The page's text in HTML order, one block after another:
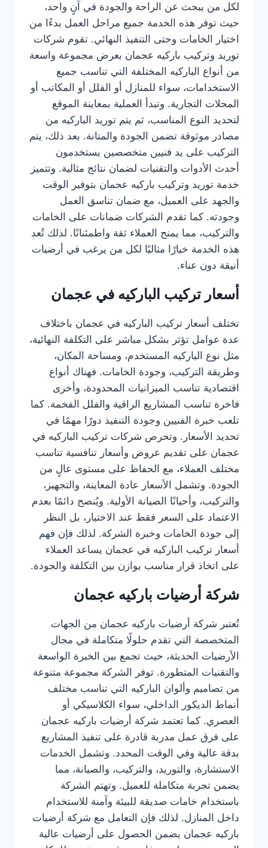
لكل من يبحث عن الراحة والجودة في آنٍ واحد،
حيث توفر هذه الخدمة جميع مراحل العمل بدءًا من
اختيار الخامات وحتى التنفيذ النهائي. تقوم شركات
توريد وتركيب باركيه عجمان بعرض مجموعة واسعة
من أنواع الباركيه المختلفة التي تناسب جميع
الاستخدامات، سواء للمنازل أو الفلل أو المكاتب أو
المحلات التجارية. وتبدأ العملية بمعاينة الموقع
لتحديد النوع المناسب، ثم يتم توريد الباركيه من
مصادر موثوقة تضمن الجودة والمتانة. بعد ذلك، يتم
التركيب على يد فنيين متخصصين يستخدمون
أحدث الأدوات والتقنيات لضمان نتائج مثالية. وتتميز
خدمة توريد وتركيب باركيه عجمان بتوفير الوقت
والجهد على العميل، مع ضمان تناسق العمل
وجودته. كما تقدم الشركات ضمانات على الخامات
والتركيب، مما يمنح العملاء ثقة واطمئنانًا. لذلك تُعد
هذه الخدمة خيارًا مثاليًا لكل من يرغب في أرضيات
أنيقة دون عناء.
أسعار تركيب الباركيه في عجمان
تختلف أسعار تركيب الباركيه في عجمان باختلاف
عدة عوامل تؤثر بشكل مباشر على التكلفة النهائية،
مثل نوع الباركيه المستخدم، ومساحة المكان،
وطريقة التركيب، وجودة الخامات. فهناك أنواع
اقتصادية تناسب الميزانيات المحدودة، وأخرى
فاخرة تناسب المشاريع الراقية والفلل الفخمة. كما
تلعب خبرة الفنيين وجودة التنفيذ دورًا مهمًا في
تحديد الأسعار. وتحرص شركات تركيب الباركيه في
عجمان على تقديم عروض وأسعار تنافسية تناسب
مختلف العملاء، مع الحفاظ على مستوى عالٍ من
الجودة. وتشمل الأسعار عادة المعاينة، والتجهيز،
والتركيب، وأحيانًا الصيانة الأولية. ويُنصح دائمًا بعدم
الاعتماد على السعر فقط عند الاختيار، بل النظر
إلى جودة الخامات وخبرة الشركة. لذلك فإن فهم
أسعار تركيب الباركيه في عجمان يساعد العملاء
على اتخاذ قرار مناسب يوازن بين التكلفة والجودة.
شركة أرضيات باركيه عجمان
تُعتبر شركة أرضيات باركيه عجمان من الجهات
المتخصصة التي تقدم حلولًا متكاملة في مجال
الأرضيات الحديثة، حيث تجمع بين الخبرة الواسعة
والتقنيات المتطورة. توفر الشركة مجموعة متنوعة
من تصاميم وألوان الباركيه التي تناسب مختلف
أنماط الديكور الداخلي، سواء الكلاسيكي أو
العصري. كما تعتمد شركة أرضيات باركيه عجمان
على فرق عمل مدربة قادرة على تنفيذ المشاريع
بدقة عالية وفي الوقت المحدد. وتشمل الخدمات
الاستشارة، والتوريد، والتركيب، والصيانة، مما
يضمن تجربة متكاملة للعميل. وتهتم الشركة
باستخدام خامات صديقة للبيئة وآمنة للاستخدام
داخل المنازل. لذلك فإن التعامل مع شركة أرضيات
باركيه عجمان يضمن الحصول على أرضيات عالية